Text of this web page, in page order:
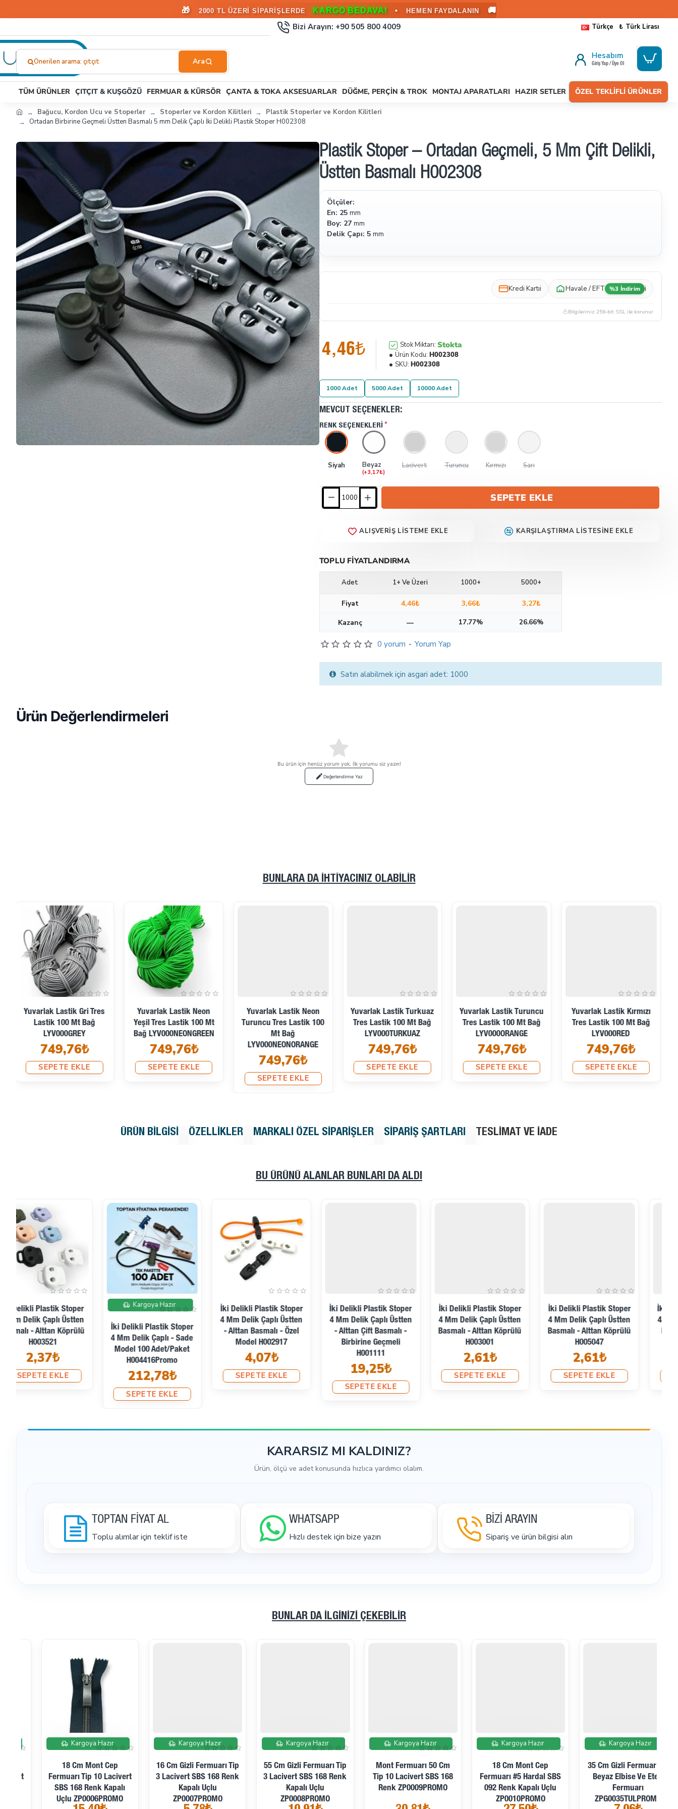
🎁 2000 TL ÜZERİ SİPARİŞLERDE KARGO BEDAVA! • HEMEN FAYDALANIN 🚚
Bizi Arayın: +90 505 800 4009 Türkçe ₺ Türk Lirası
Aramıştınız?...
Önerilen arama: çıtçıt
Hesabım
Giriş Yap / Üye Ol
TÜM ÜRÜNLER ÇITÇIT & KUŞGÖZÜ FERMUAR & KÜRSÖR ÇANTA & TOKA AKSESUARLAR DÜĞME, PERÇIN & TROK MONTAJ APARATLARI HAZIR SETLER ÖZEL TEKLIFLI ÜRÜNLER
Bağucu, Kordon Ucu ve Stoperler Stoperler ve Kordon Kilitleri
Plastik Stoperler ve Kordon Kilitleri
Ortadan Birbirine Geçmeli Üstten Basmalı 5 mm Delik Çaplı İki Delikli Plastik Stoper H002308
Plastik Stoper – Ortadan Geçmeli, 5 Mm Çift Delikli,
Üstten Basmalı H002308
Ölçüler:
En: 25 mm
Boy: 27 mm
Delik Çapı: 5 mm
Kredi Kartıi Havale / EFT %3 İndirim i
Bilgileriniz 256-bit SSL ile korunur
0 yorum - Yorum Yap
4,46₺ Stok Miktarı: Stokta
Ürün Kodu: H002308
SKU: H002308
1000 Adet 5000 Adet 10000 Adet
MEVCUT SEÇENEKLER:
RENK SEÇENEKLERI
Siyah Beyaz
(+3,17₺)
Lacivert Turuncu Kırmızı Sarı
SEPETE EKLE
ALIŞVERIŞ LISTEME EKLE KARŞILAŞTIRMA LISTESINE EKLE
Satın alabilmek için asgari adet: 1000
TOPLU FIYATLANDIRMA
Adet 1+ Ve Üzeri 1000+ 5000+
Fiyat 4,46₺ 3,66₺
3,27₺
Kazanç
— 17.77% 26.66%
Ürün Değerlendirmeleri
Bu ürün için henüz yorum yok. İlk yorumu siz yazın!
Değerlendirme Yaz
BUNLARA DA İHTIYACINIZ OLABILIR
Yuvarlak Lastik Neon
Yeşil Tres Lastik 100 Mt
Bağ LYV000NEONGREEN
749,76₺
SEPETE EKLE
Yuvarlak Lastik Neon
Turuncu Tres Lastik 100
Mt Bağ
LYV000NEONORANGE
749,76₺
Yuvarlak Lastik Turkuaz
Tres Lastik 100 Mt Bağ
LYV000TURKUAZ
749,76₺
SEPETE EKLE
Yuvarlak Lastik Turuncu
Tres Lastik 100 Mt Bağ
LYV000ORANGE
749,76₺
SEPETE EKLE
Yuvarlak Lastik Kırmızı
Tres Lastik 100 Mt Bağ
LYV000RED
749,76₺
SEPETE EKLE
Yuvarlak Lastik Beyaz
Tres Lastik 100 Mt Bağ
LYV000WHITE
749,76₺
SEPETE EKLE
ÜRÜN BILGISI ÖZELLIKLER MARKALI ÖZEL SIPARIŞLER SIPARIŞ ŞARTLARI TESLIMAT VE İADE
BU ÜRÜNÜ ALANLAR BUNLARI DA ALDI
Kargoya Hazır
İki Delikli Plastik Stoper
4 Mm Delik Çaplı - Sade
H004416Promo
212,78₺
İki Delikli Plastik Stoper
- Alttan Basmalı - Özel
Model H002917
4,07₺
SEPETE EKLE
İki Delikli Plastik Stoper
4 Mm Delik Çaplı Üstten
- Alttan Çift Basmalı -
Birbirine Geçmeli
H001111
19,25₺
İki Delikli Plastik Stoper
4 Mm Delik Çaplı Üstten
Basmalı - Alttan Köprülü
H003001
2,61₺
SEPETE EKLE
İki Delikli Plastik Stoper
4 Mm Delik Çaplı Üstten
Basmalı - Alttan Köprülü
H005047
2,61₺
SEPETE EKLE
İki Delikli Plastik Stoper
4 Mm Delik Çaplı Üstten
Basmalı - Sade Model
H004416
2,13₺
SEPETE EKLE
KARARSIZ MI KALDINIZ?
Ürün, ölçü ve adet konusunda hızlıca yardımcı olalım.
TOPTAN FİYAT AL
Toplu alımlar için teklif iste
WHATSAPP
Hızlı destek için bize yazın
BİZİ ARAYIN
Sipariş ve ürün bilgisi alın
BUNLAR DA İLGINIZI ÇEKEBILIR
İndirimde
Kargoya Hazır
16 Cm Gizli Fermuarı Tip
3 Lacivert SBS 168 Renk
Kapalı Uçlu
ZP0007PROMO
İndirimde
Kargoya Hazır
55 Cm Gizli Fermuarı Tip
3 Lacivert SBS 168 Renk
Kapalı Uçlu
ZP0008PROMO
İndirimde
Kargoya Hazır
Mont Fermuarı 50 Cm
Tip 10 Lacivert SBS 168
Renk ZP0009PROMO
İndirimde
Kargoya Hazır
18 Cm Mont Cep
Fermuarı #5 Hardal SBS
092 Renk Kapalı Uçlu
İndirimde
Kargoya Hazır
35 Cm Gizli Fermuar Tül
Beyaz Elbise Ve Etek
Fermuarı
ZPG0035TULPROMO
İndirimde
Kargoya Hazır
20 Cm Pantolon Ve Etek
Tip 5 Lacivert Naylon
Fermuar Kapalı Uçlu
ZPS0020T5PROMO